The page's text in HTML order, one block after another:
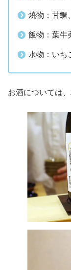
焼物：甘鯛
飯物：葉牛
水物：いち
お酒については